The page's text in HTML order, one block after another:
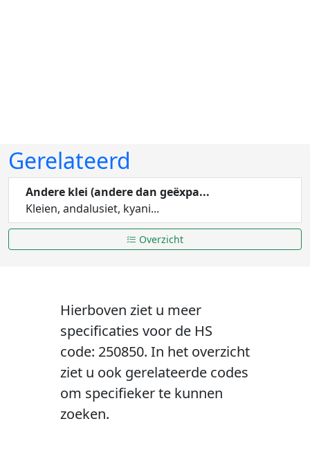
Gerelateerd
Andere klei (andere dan geëxpa...
Kleien, andalusiet, kyani...
Overzicht
Hierboven ziet u meer
specificaties voor de HS
code: 250850. In het overzicht
ziet u ook gerelateerde codes
om specifieker te kunnen
zoeken.